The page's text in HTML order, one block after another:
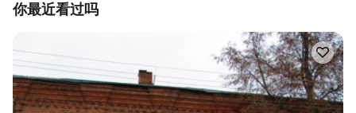
你最近看过吗